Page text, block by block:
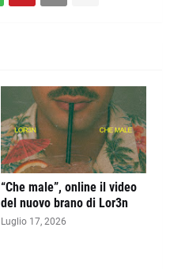
“Che male”, online il video
del nuovo brano di Lor3n
Luglio 17, 2026